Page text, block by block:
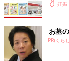
妊娠
お墓
PR(くら